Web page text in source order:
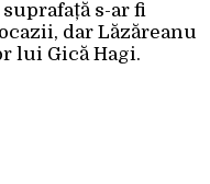
s-ar fi
dar Lăzăreanu
lui Gică Hagi.